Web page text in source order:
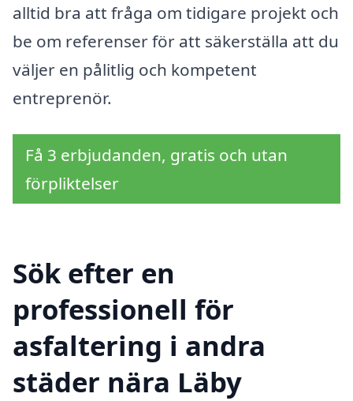
alltid bra att fråga om tidigare projekt och
be om referenser för att säkerställa att du
väljer en pålitlig och kompetent
entreprenör.
Få 3 erbjudanden, gratis och utan
förpliktelser
Sök efter en
professionell för
asfaltering i andra
städer nära Läby